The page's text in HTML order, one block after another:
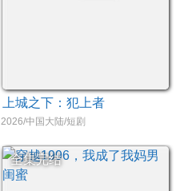
上城之下：犯上者
2026/中国大陆/短剧
全集完结